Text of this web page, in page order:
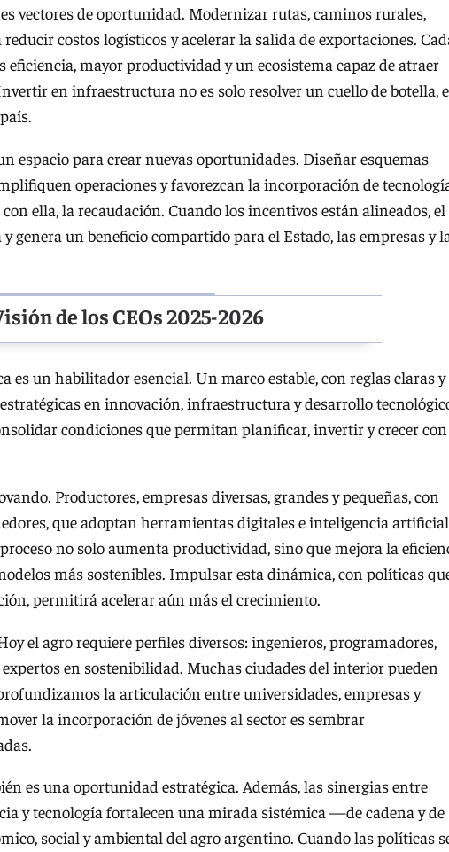
vectores de oportunidad. Modernizar rutas, caminos rurales,
costos logísticos y acelerar la salida de exportaciones.
mayor productividad y un ecosistema capaz de atraer
en infraestructura no es solo resolver un cuello de botella,
espacio para crear nuevas oportunidades. Diseñar esquemas
operaciones y favorezcan la incorporación de
ella, la recaudación. Cuando los incentivos están alineados, el
genera un beneficio compartido para el Estado, las empresas y
de los CEOs 2025-2026
es un habilitador esencial. Un marco estable, con reglas claras y
en innovación, infraestructura y desarrollo
condiciones que permitan planificar, invertir y crecer con
Productores, empresas diversas, grandes y pequeñas, con
que adoptan herramientas digitales e inteligencia artificial
no solo aumenta productividad, sino que mejora la
más sostenibles. Impulsar esta dinámica, con políticas
permitirá acelerar aún más el crecimiento.
el agro requiere perfiles diversos: ingenieros, programadores,
en sostenibilidad. Muchas ciudades del interior pueden
la articulación entre universidades, empresas y
la incorporación de jóvenes al sector es sembrar
es una oportunidad estratégica. Además, las sinergias entre
y tecnología fortalecen una mirada sistémica —de cadena y de
social y ambiental del agro argentino. Cuando las políticas